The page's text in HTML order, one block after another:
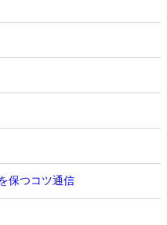
保つコツ通信